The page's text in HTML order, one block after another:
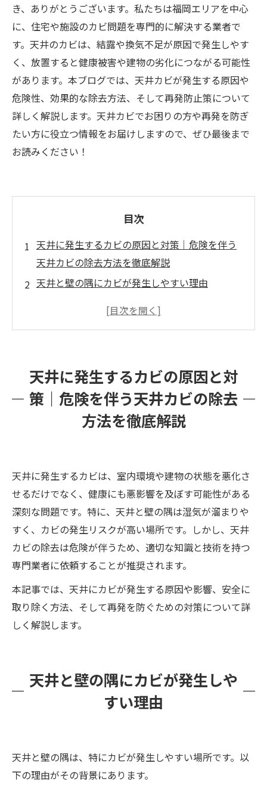
き、ありがとうございます。私たちは福岡エリアを中心
に、住宅や施設のカビ問題を専門的に解決する業者で
す。天井のカビは、結露や換気不足が原因で発生しやす
く、放置すると健康被害や建物の劣化につながる可能性
があります。本ブログでは、天井カビが発生する原因や
危険性、効果的な除去方法、そして再発防止策について
詳しく解説します。天井カビでお困りの方や再発を防ぎ
たい方に役立つ情報をお届けしますので、ぜひ最後まで
お読みください！
目次
天井に発生するカビの原因と対策｜危険を伴う
天井カビの除去方法を徹底解説
天井と壁の隅にカビが発生しやすい理由
天井にカビが生える主な原因
カビバスターズ福岡が提供する天井カビ対策
まとめ
天井に発生するカビの原因と対
策｜危険を伴う天井カビの除去
方法を徹底解説
天井に発生するカビは、室内環境や建物の状態を悪化さ
せるだけでなく、健康にも悪影響を及ぼす可能性がある
深刻な問題です。特に、天井と壁の隅は湿気が溜まりや
すく、カビの発生リスクが高い場所です。しかし、天井
カビの除去は危険が伴うため、適切な知識と技術を持つ
専門業者に依頼することが推奨されます。
本記事では、天井にカビが発生する原因や影響、安全に
取り除く方法、そして再発を防ぐための対策について詳
しく解説します。
天井と壁の隅にカビが発生しや
すい理由
天井と壁の隅は、特にカビが発生しやすい場所です。以
下の理由がその背景にあります。